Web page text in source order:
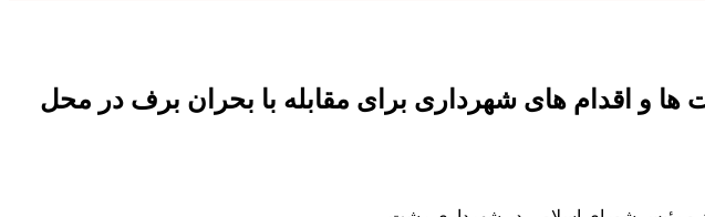
ها و اقدام های شهرداری برای مقابله با بحران برف در محل